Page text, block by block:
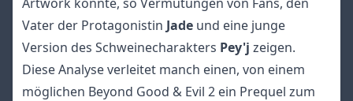
Vater der Protagonistin Jade und eine junge
Version des Schweinecharakters Pey'j zeigen.
Diese Analyse verleitet manch einen, von einem
möglichen Beyond Good & Evil 2 ein Prequel zum